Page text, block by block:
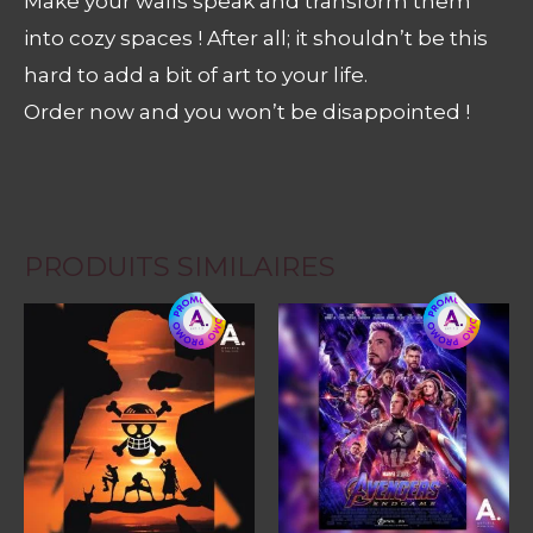
into cozy spaces ! After all; it shouldn’t be this
hard to add a bit of art to your life.
Order now and you won’t be disappointed !
PRODUITS SIMILAIRES
Ce
produit
a
plusieurs